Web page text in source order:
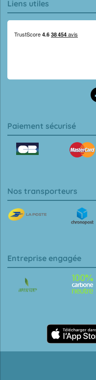
Liens utiles
Paiement sécurisé
Nos transporteurs
Entreprise engagée